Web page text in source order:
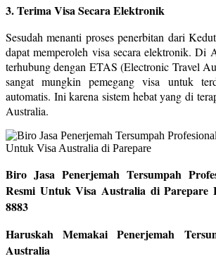
3. Terima Visa Secara Elektronik
Sesudah menanti proses penerbitan dari
dapat memperoleh visa secara elektronik. Di
terhubung dengan ETAS (Electronic Travel
sangat mungkin pemegang visa untuk
automatis. Ini karena sistem hebat yang di
Australia.
Biro Jasa Penerjemah Tersumpah
Resmi Untuk Visa Australia di Parepare
8883
Haruskah Memakai Penerjemah
Australia